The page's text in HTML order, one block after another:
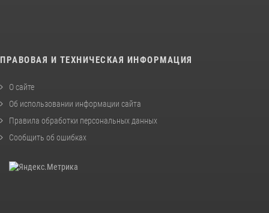
ПРАВОВАЯ И ТЕХНИЧЕСКАЯ ИНФОРМАЦИЯ
О сайте
Об использовании информации сайта
Правила обработки персональных данных
Сообщить об ошибках